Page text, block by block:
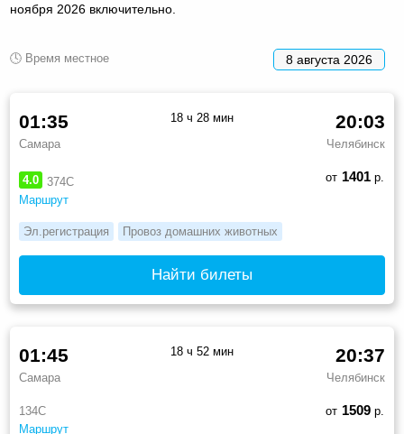
ноября 2026 включительно.
🕓 Время местное 8 августа 2026
4.0
374С
Маршрут
01:35
Самара
20:03
Челябинск
18 ч 28 мин
от 1401р.
Эл.регистрация Провоз домашних животных
Найти билеты
134С
Маршрут
01:45
Самара
20:37
Челябинск
18 ч 52 мин
от 1509р.